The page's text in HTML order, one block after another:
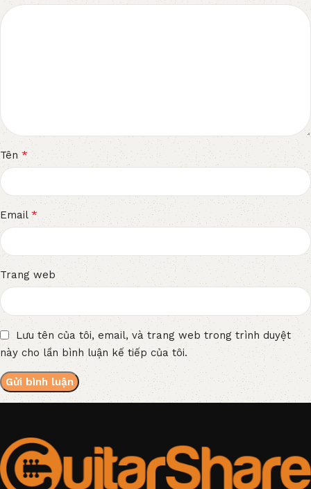
Tên*
Email *
Trang web
Lưu tên của tôi, email, và trang web trong trình duyệt
này cho lần bình luận kế tiếp của tôi.